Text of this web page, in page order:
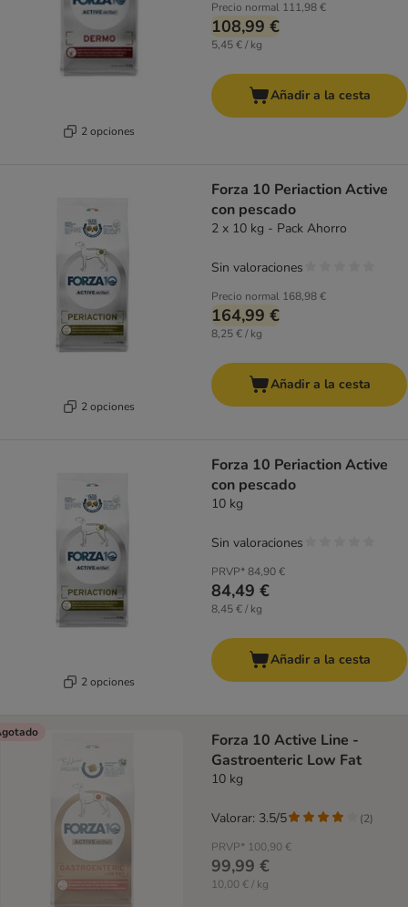
2 opciones
Precio normal 111,98 €
108,99 €
5,45 € / kg
Añadir a la cesta
2 opciones
Forza 10 Periaction Active
con pescado
2 x 10 kg - Pack Ahorro
Precio normal 168,98 €
164,99 €
8,25 € / kg
Sin valoraciones
Añadir a la cesta
2 opciones
Forza 10 Periaction Active
con pescado
10 kg
PRVP*84,90 €
84,49 €
8,45 € / kg
Sin valoraciones
Añadir a la cesta
Forza 10 Active Line -
Gastroenteric Low Fat
10 kg
PRVP* 100,90 €
99,99 €
10,00 € / kg
Valorar: 3.5/5 (2)